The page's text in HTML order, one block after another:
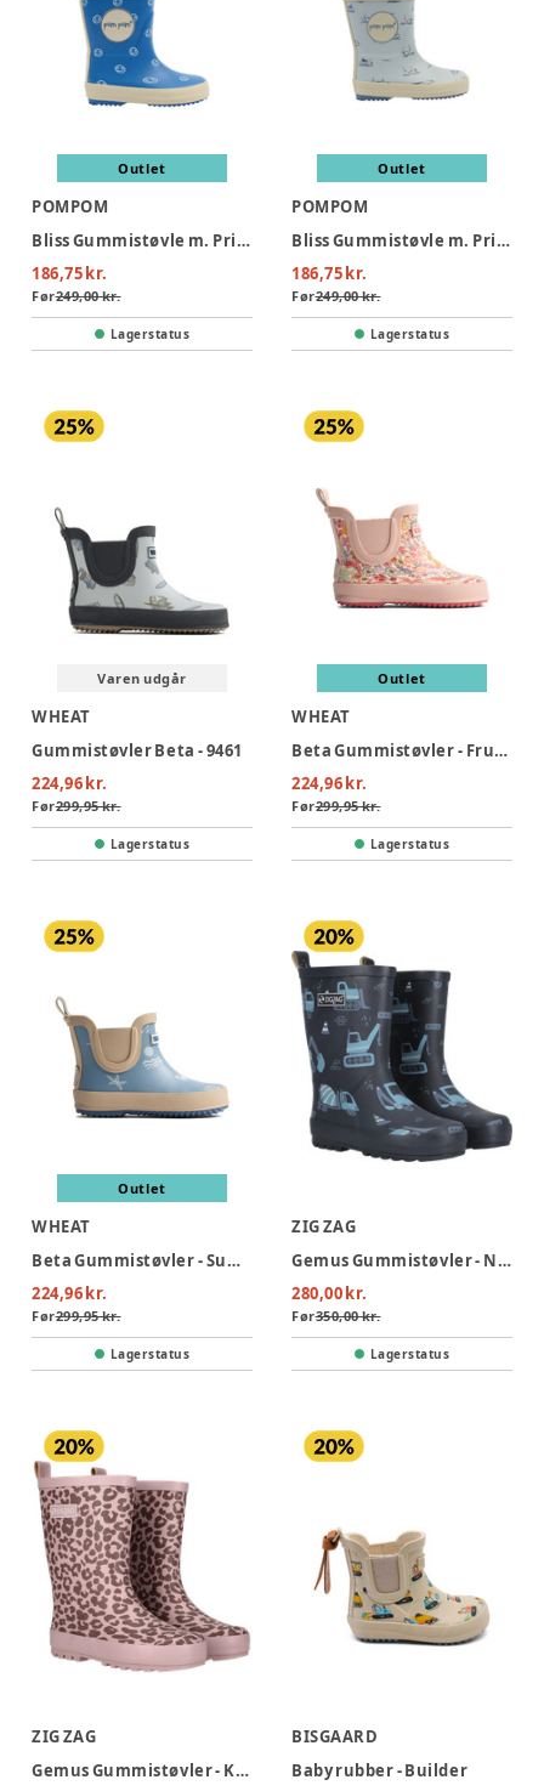
Outlet
POMPOM
Bliss Gummistøvle m. Print - Snorkel Blue AOP
186,75 kr.
Før249,00 kr.
Lagerstatus
Outlet
POMPOM
Bliss Gummistøvle m. Print - Pearl Blue Boat AOP
186,75 kr.
Før249,00 kr.
Lagerstatus
Varen udgår
WHEAT
Gummistøvler Beta - 9461
224,96 kr.
Før299,95 kr.
Lagerstatus
Outlet
WHEAT
Beta Gummistøvler - Fruits And Flowers
224,96 kr.
Før299,95 kr.
Lagerstatus
Outlet
WHEAT
Beta Gummistøvler - Summer Island
224,96 kr.
Før299,95 kr.
Lagerstatus
ZIG ZAG
Gemus Gummistøvler - Navy
280,00 kr.
Før350,00 kr.
Lagerstatus
ZIG ZAG
Gemus Gummistøvler - Keepsake Lilac
BISGAARD
Baby rubber - Builder